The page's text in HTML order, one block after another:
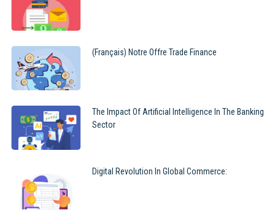
(Français) Notre Offre Trade Finance
The Impact Of Artificial Intelligence In The Banking
Sector
Digital Revolution In Global Commerce: